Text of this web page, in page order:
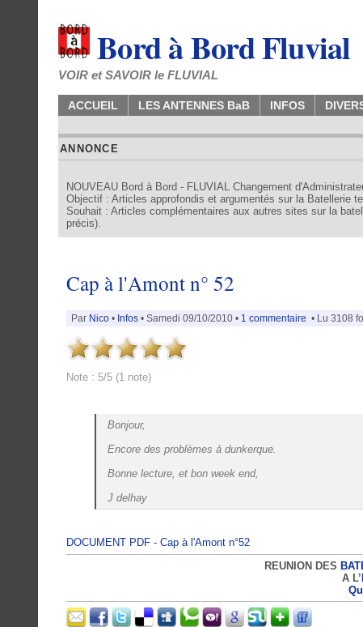
Bord à Bord Fluvial
VOIR et SAVOIR le FLUVIAL
ACCUEIL LES ANTENNES BaB INFOS
ANNONCE
NOUVEAU Bord à Bord - FLUVIAL Changement
Objectif : Articles approfondis et argumentés sur la Batellerie
Souhait : Articles complémentaires aux autres sites sur la
précis).
Cap à l'Amont n° 52
Par Nico • Infos • Samedi 09/10/2010 • 1 commentaire • Lu 3108
Note : 5/5 (1 note)
Bonjour,
Encore des problèmes à dunkerque.
Bonne lecture, et bon week end,
J delhay
DOCUMENT PDF - Cap à l'Amont n°52
REUNION DES
A L’